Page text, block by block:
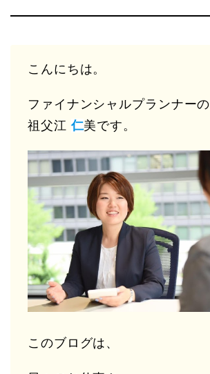
こんにちは。
ファイナンシャルプランナーの
祖父江仁美です。
このブログは、